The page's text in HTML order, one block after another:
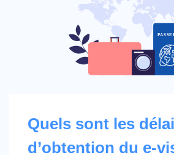
Quels sont les
d’obtention du e-